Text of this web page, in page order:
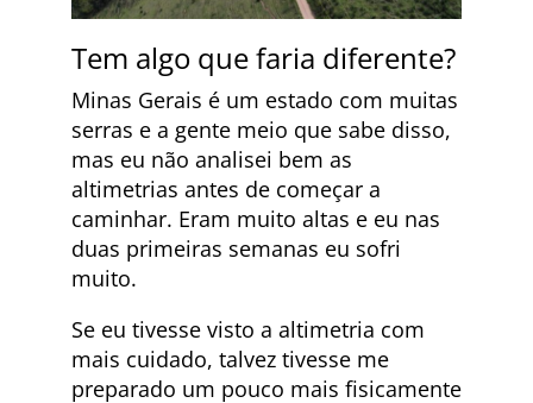
Tem algo que faria diferente?
Minas Gerais é um estado com muitas
serras e a gente meio que sabe disso,
mas eu não analisei bem as
altimetrias antes de começar a
caminhar. Eram muito altas e eu nas
duas primeiras semanas eu sofri
muito.
Se eu tivesse visto a altimetria com
mais cuidado, talvez tivesse me
preparado um pouco mais fisicamente